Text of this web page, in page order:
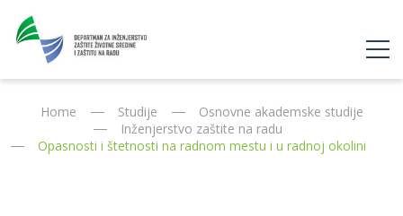
Home Studije
Osnovne akademske studije
Inženjerstvo zaštite na radu
Opasnosti i štetnosti na radnom mestu i u radnoj okolini